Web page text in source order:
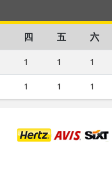
四 五 六
1 1 1
1 1 1